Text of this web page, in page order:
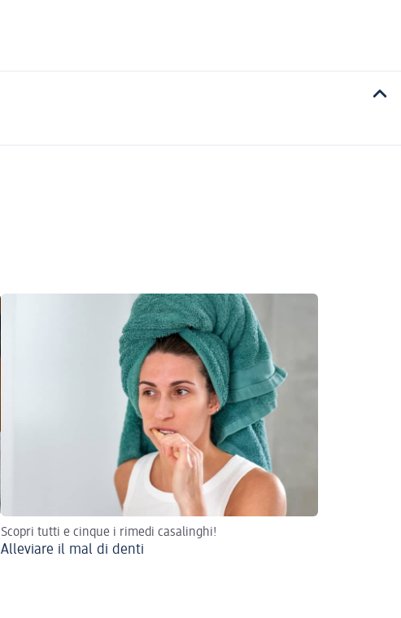
Scopri tutti e cinque i rimedi casalinghi!
Alleviare il mal di denti